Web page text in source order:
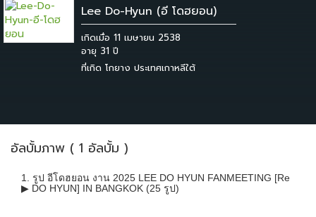
Lee Do-Hyun (อี โดฮยอน)
เกิดเมื่อ 11 เมษายน 2538
ที่เกิด โกยาง ประเทศเกาหลีใต้
อัลบั้มภาพ ( 1 อัลบั้ม )
1. รูป อีโดฮยอน งาน 2025 LEE DO HYUN FANMEETING [Re
▶ DO HYUN] IN BANGKOK (25 รูป)